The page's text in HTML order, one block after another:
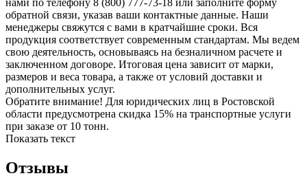
нами по телефону 8 (800) 777-73-18 или заполните форму
обратной связи, указав ваши контактные данные. Наши
менеджеры свяжутся с вами в кратчайшие сроки. Вся
продукция соответствует современным стандартам. Мы ведем
свою деятельность, основываясь на безналичном расчете и
заключенном договоре. Итоговая цена зависит от марки,
размеров и веса товара, а также от условий доставки и
дополнительных услуг.
Обратите внимание! Для юридических лиц в Ростовской
области предусмотрена скидка 15% на транспортные услуги
при заказе от 10 тонн.
Показать текст
Отзывы